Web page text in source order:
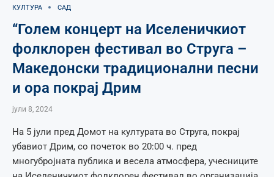
КУЛТУРА
САД
“Голем концерт на Иселеничкиот
фолклорен фестивал во Струга –
Македонски традиционални песни
и ора покрај Дрим
јули 8, 2024
На 5 јули пред Домот на културата во Струга, покрај
убавиот Дрим, со почеток во 20:00 ч. пред
многубројната публика и весела атмосфера, учесниците